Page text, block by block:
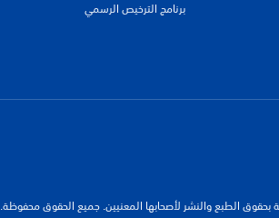
برنامج الترخيص الرسمي
بحقوق الطبع والنشر لأصحابها المعنيين. جميع الحقوق محفوظة.